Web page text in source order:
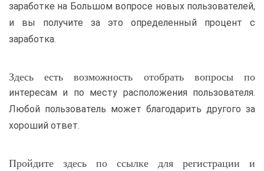
заработке на Большом вопросе новых пользователей,
и вы получите за это определенный процент с
заработка.
Здесь есть возможность отобрать вопросы по
интересам и по месту расположения пользователя.
Любой пользователь может благодарить другого за
хороший ответ.
Пройдите здесь по ссылке для регистрации и